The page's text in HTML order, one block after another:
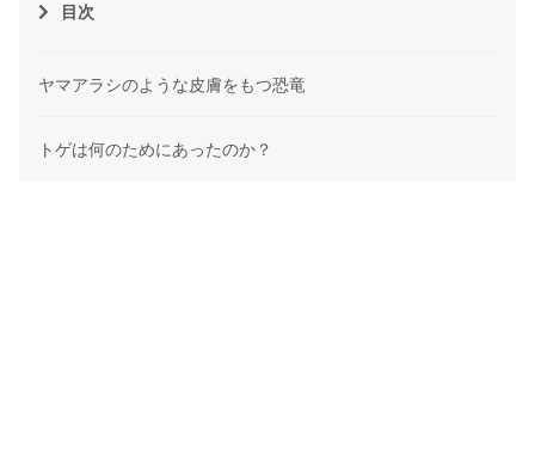
目次
ヤマアラシのような皮膚をもつ恐竜
トゲは何のためにあったのか？